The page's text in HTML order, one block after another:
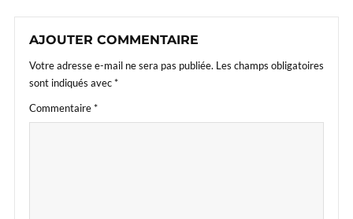
AJOUTER COMMENTAIRE
Votre adresse e-mail ne sera pas publiée. Les champs obligatoires
sont indiqués avec*
Commentaire*